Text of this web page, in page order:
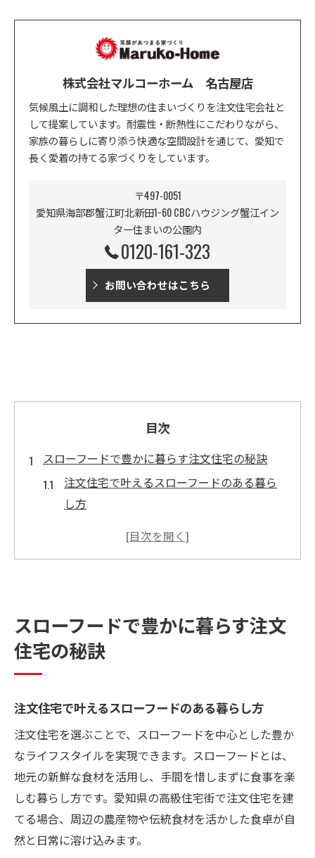
株式会社マルコーホーム 名古屋店
気候風土に調和した理想の住まいづくりを注文住宅会社と
して提案しています。耐震性・断熱性にこだわりながら、
家族の暮らしに寄り添う快適な空間設計を通じて、愛知で
長く愛着の持てる家づくりをしています。
〒497-0051
愛知県海部郡蟹江町北新田1−60 CBCハウジング蟹江イン
ター住まいの公園内
0120-161-323
お問い合わせはこちら
目次
スローフードで豊かに暮らす注文住宅の秘訣
注文住宅で叶えるスローフードのある暮ら
し方
健康志向の注文住宅が食卓を豊かにする理
食を楽しむ注文住宅設計のアイデア集
注文住宅で始める家族のスローフード時間
愛知県の理想邸宅を叶える設計の工夫
邸宅の設計美を追求する注文住宅の工夫
注文住宅で理想の空間とスローフードを両
立
愛知県の注文住宅で叶える快適な住空間
注文住宅設計で資産価値を高めるポイント
健康志向なら注文住宅で叶える食卓空間
スローフードで豊かに暮らす注文
住宅の秘訣
注文住宅で叶えるスローフードのある暮らし方
注文住宅を選ぶことで、スローフードを中心とした豊か
なライフスタイルを実現できます。スローフードとは、
地元の新鮮な食材を活用し、手間を惜しまずに食事を楽
しむ暮らし方です。愛知県の高級住宅街で注文住宅を建
てる場合、周辺の農産物や伝統食材を活かした食卓が自
然と日常に溶け込みます。